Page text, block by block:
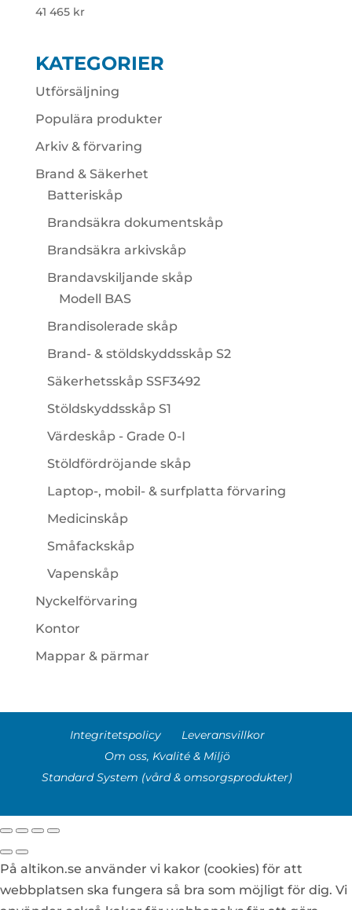
41 465 kr
KATEGORIER
Utförsäljning
Populära produkter
Arkiv & förvaring
Brand & Säkerhet
Batteriskåp
Brandsäkra dokumentskåp
Brandsäkra arkivskåp
Brandavskiljande skåp
Modell BAS
Brandisolerade skåp
Brand- & stöldskyddsskåp S2
Säkerhetsskåp SSF3492
Stöldskyddsskåp S1
Värdeskåp - Grade 0-I
Stöldfördröjande skåp
Laptop-, mobil- & surfplatta förvaring
Medicinskåp
Småfackskåp
Vapenskåp
Nyckelförvaring
Kontor
Mappar & pärmar
Integritetspolicy
Leveransvillkor
Om oss, Kvalité & Miljö
Standard System (vård & omsorgsprodukter)
På altikon.se använder vi kakor (cookies) för att
webbplatsen ska fungera så bra som möjligt för dig. Vi